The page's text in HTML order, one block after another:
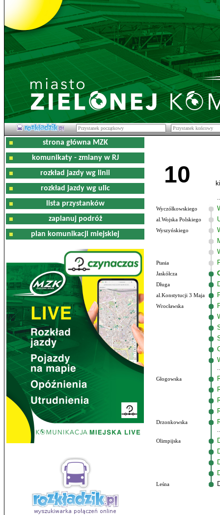
strona główna MZK
komunikaty - zmiany w RJ
rozkład jazdy wg linii
rozkład jazdy wg ulic
lista przystanków
zaplanuj podróż
plan komunikacji miejskiej
10
Wyczółkowskiego
al.Wojska Polskiego
Wyszyńskiego
Ptasia
Jaskółcza
Długa
al.Konstytucji 3 Maja
Wrocławska
Głogowska
Drzonkowska
Olimpijska
Leśna